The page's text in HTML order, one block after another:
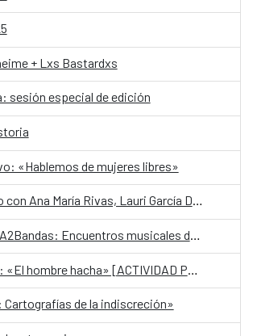
+ Lxs Bastardxs
sesión especial de edición
«Hablemos de mujeres libres»
Cabeza de libro con Ana María Rivas, Lauri García Dueñas y Krisma Mancía
Convocatoria A2Bandas: Encuentros musicales del CCESV [2026]
de la indiscreción»